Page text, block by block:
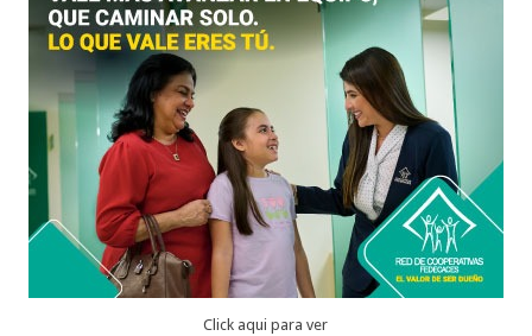
Click aqui para ver